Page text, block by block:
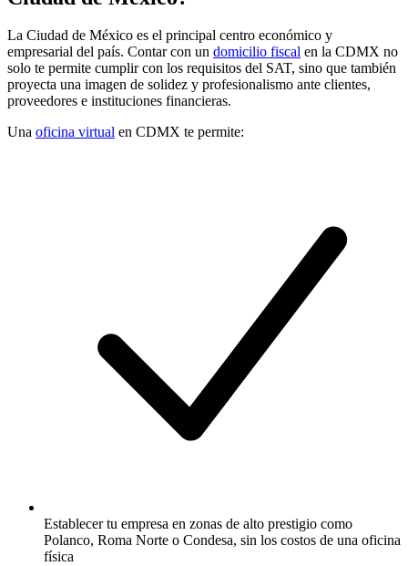
La Ciudad de México es el principal centro económico y
empresarial del país. Contar con un domicilio fiscal en la CDMX no
solo te permite cumplir con los requisitos del SAT, sino que también
proyecta una imagen de solidez y profesionalismo ante clientes,
proveedores e instituciones financieras.
Una oficina virtual en CDMX te permite:
Establecer tu empresa en zonas de alto prestigio como
Polanco, Roma Norte o Condesa, sin los costos de una oficina
física